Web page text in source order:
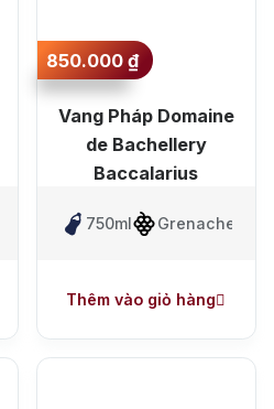
850.000₫
Vang Pháp Domaine
de Bachellery
Baccalarius
750ml Grenache
Thêm vào giỏ hàng